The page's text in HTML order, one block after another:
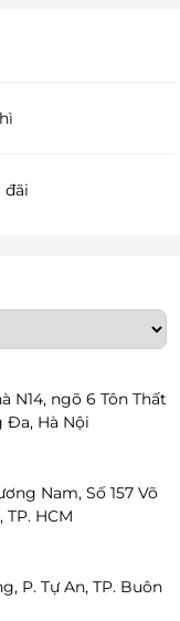
đãi
N14, ngõ 6 Tôn Thất
Đa, Hà Nội
Nam, Số 157 Võ
TP. HCM
P. Tự An, TP. Buôn